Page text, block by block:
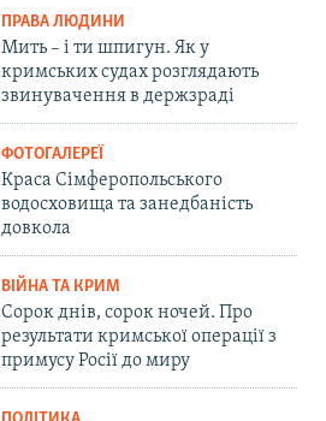
ПРАВА ЛЮДИНИ
Мить – і ти шпигун. Як у
кримських судах розглядають
звинувачення в держзраді
ФОТОГАЛЕРЕЇ
Краса Сімферопольського
водосховища та занедбаність
довкола
ВІЙНА ТА КРИМ
Сорок днів, сорок ночей. Про
результати кримської операції з
примусу Росії до миру